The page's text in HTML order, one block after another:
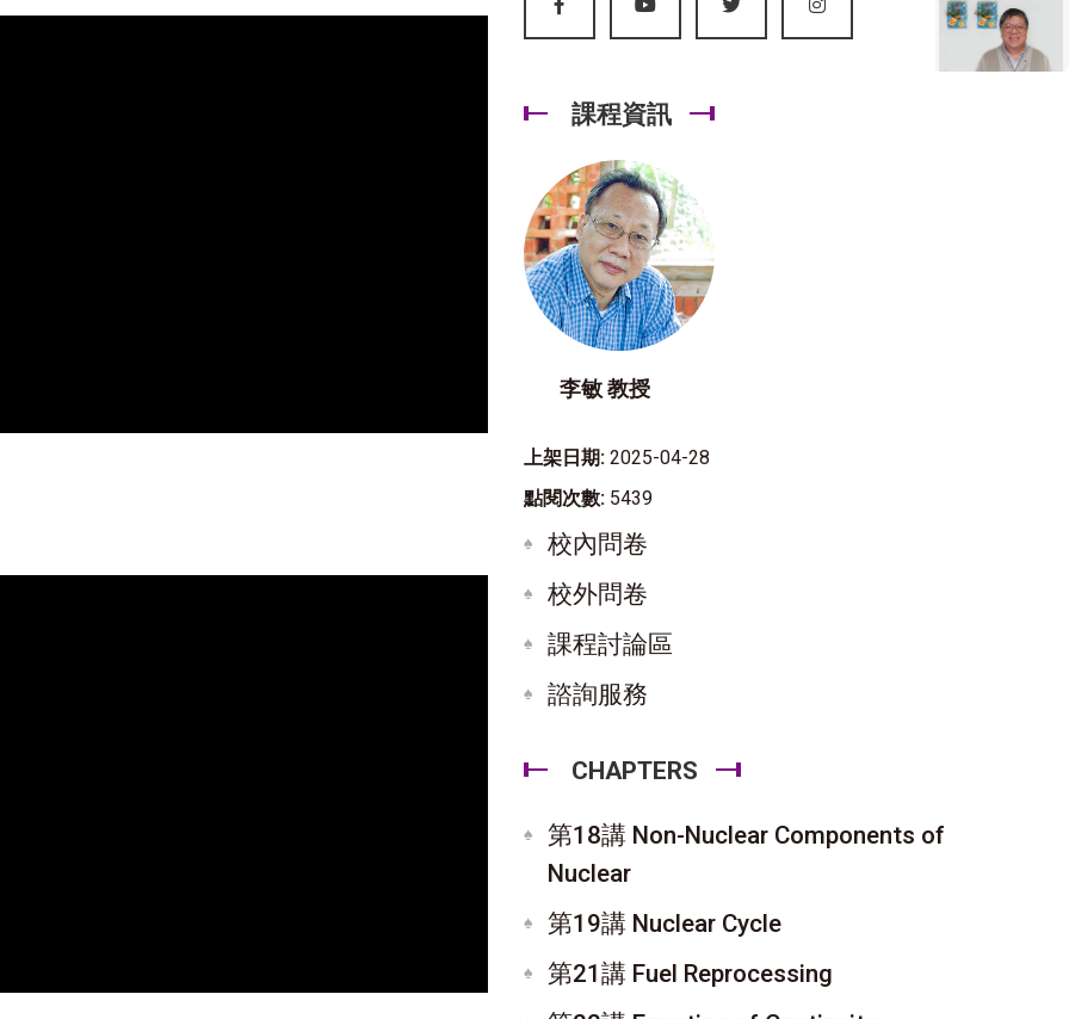
課程資訊
李敏 教授
上架日期: 2025-04-28
點閱次數: 5439
校內問卷
校外問卷
課程討論區
諮詢服務
CHAPTERS
第18講 Non-Nuclear Components of
Nuclear
第19講 Nuclear Cycle
第21講 Fuel Reprocessing